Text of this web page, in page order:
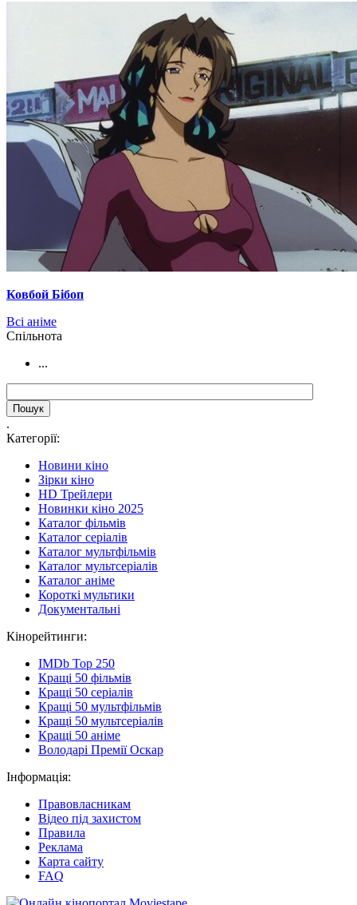
Ковбой Бібоп
Всі аніме
Cпільнота
...
.
Категорії:
Новини кіно
Зірки кіно
HD Трейлери
Новинки кіно 2025
Каталог фільмів
Каталог серіалів
Каталог мультфільмів
Каталог мультсеріалів
Каталог аніме
Короткі мультики
Документальні
Кінорейтинги:
IMDb Top 250
Кращі 50 фільмів
Кращі 50 серіалів
Кращі 50 мультфільмів
Кращі 50 мультсеріалів
Кращі 50 аніме
Володарі Премії Оскар
Інформація:
Правовласникам
Відео під захистом
Правила
Реклама
Карта сайту
FAQ